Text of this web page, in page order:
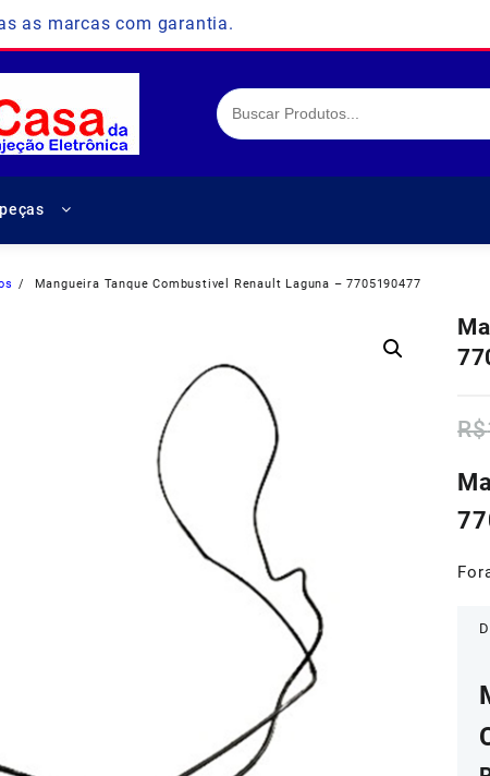
as marcas com garantia.
Mangueira Tanque Combustivel Renault Laguna – 7705190477
R$